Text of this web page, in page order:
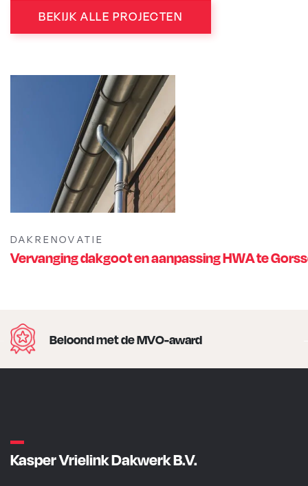
BEKIJK ALLE PROJECTEN
DAKRENOVATIE
Vervanging dakgoot en aanpassing HWA te
Beloond met de MVO-award
Kasper Vrielink Dakwerk B.V.